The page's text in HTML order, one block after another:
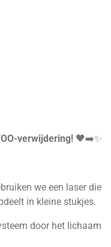
verwijdering! 🖤➡️✨
we een laser die
in kleine stukjes.
door het lichaam